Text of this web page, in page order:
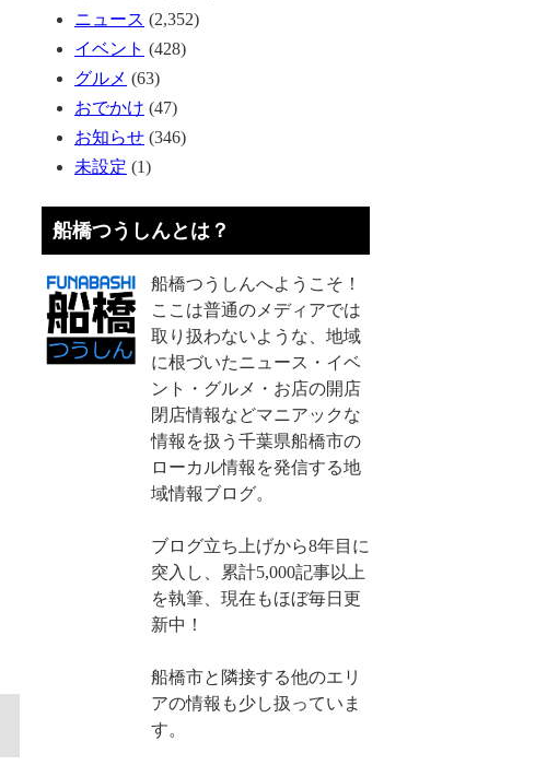
ニュース (2,352)
イベント (428)
グルメ (63)
おでかけ (47)
お知らせ (346)
未設定 (1)
船橋つうしんとは？
船橋つうしんへようこそ！
ここは普通のメディアでは
取り扱わないような、地域
に根づいたニュース・イベ
ント・グルメ・お店の開店
閉店情報などマニアックな
情報を扱う千葉県船橋市の
ローカル情報を発信する地
域情報ブログ。
ブログ立ち上げから8年目に
突入し、累計5,000記事以上
を執筆、現在もほぼ毎日更
新中！
船橋市と隣接する他のエリ
アの情報も少し扱っていま
す。